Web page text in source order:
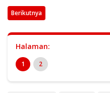
Berikutnya
Halaman:
1 2